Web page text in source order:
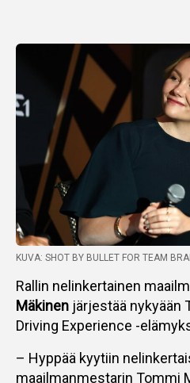
KUVA: SHOT BY BULLET FOR TEAM
Rallin nelinkertainen
Mäkinen järjestää nykyään
Driving Experience -
– Hyppää kyytiin
maailmanmestarin Tommi